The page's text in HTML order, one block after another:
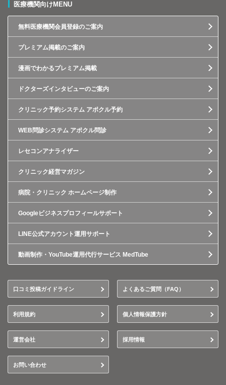
医療機関向けMENU
無料医療機関会員登録のご案内
プレミアム掲載のご案内
漫画でわかるプレミアム掲載
ドクターズインタビューのご案内
クリニック予約システム アポクル予約
WEB問診システム アポクル問診
レセコンアナライザー
クリニック経営マガジン
病院・クリニック ホームページ制作
Googleビジネスプロフィールサポート
LINE公式アカウント運用サポート
動画制作・YouTube運用代行サービス MedTube
口コミ投稿ガイドライン よくあるご質問（FAQ）
利用規約 個人情報保護方針
運営会社 採用情報
お問い合わせ